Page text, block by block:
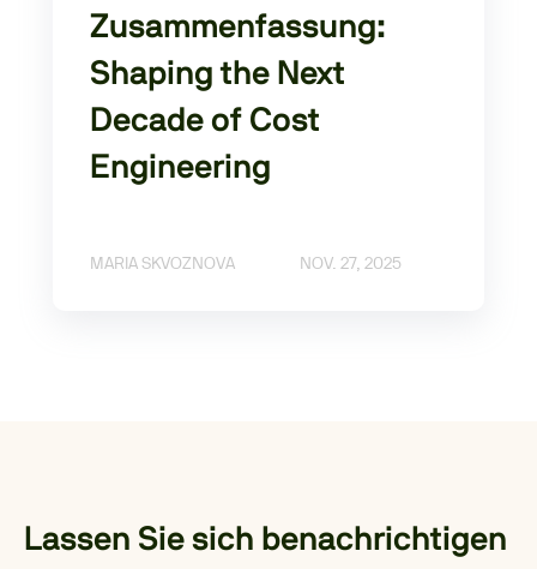
Zusammenfassung:
Shaping the Next
Decade of Cost
Engineering
MARIA SKVOZNOVA NOV. 27, 2025
Lassen Sie sich benachrichtigen